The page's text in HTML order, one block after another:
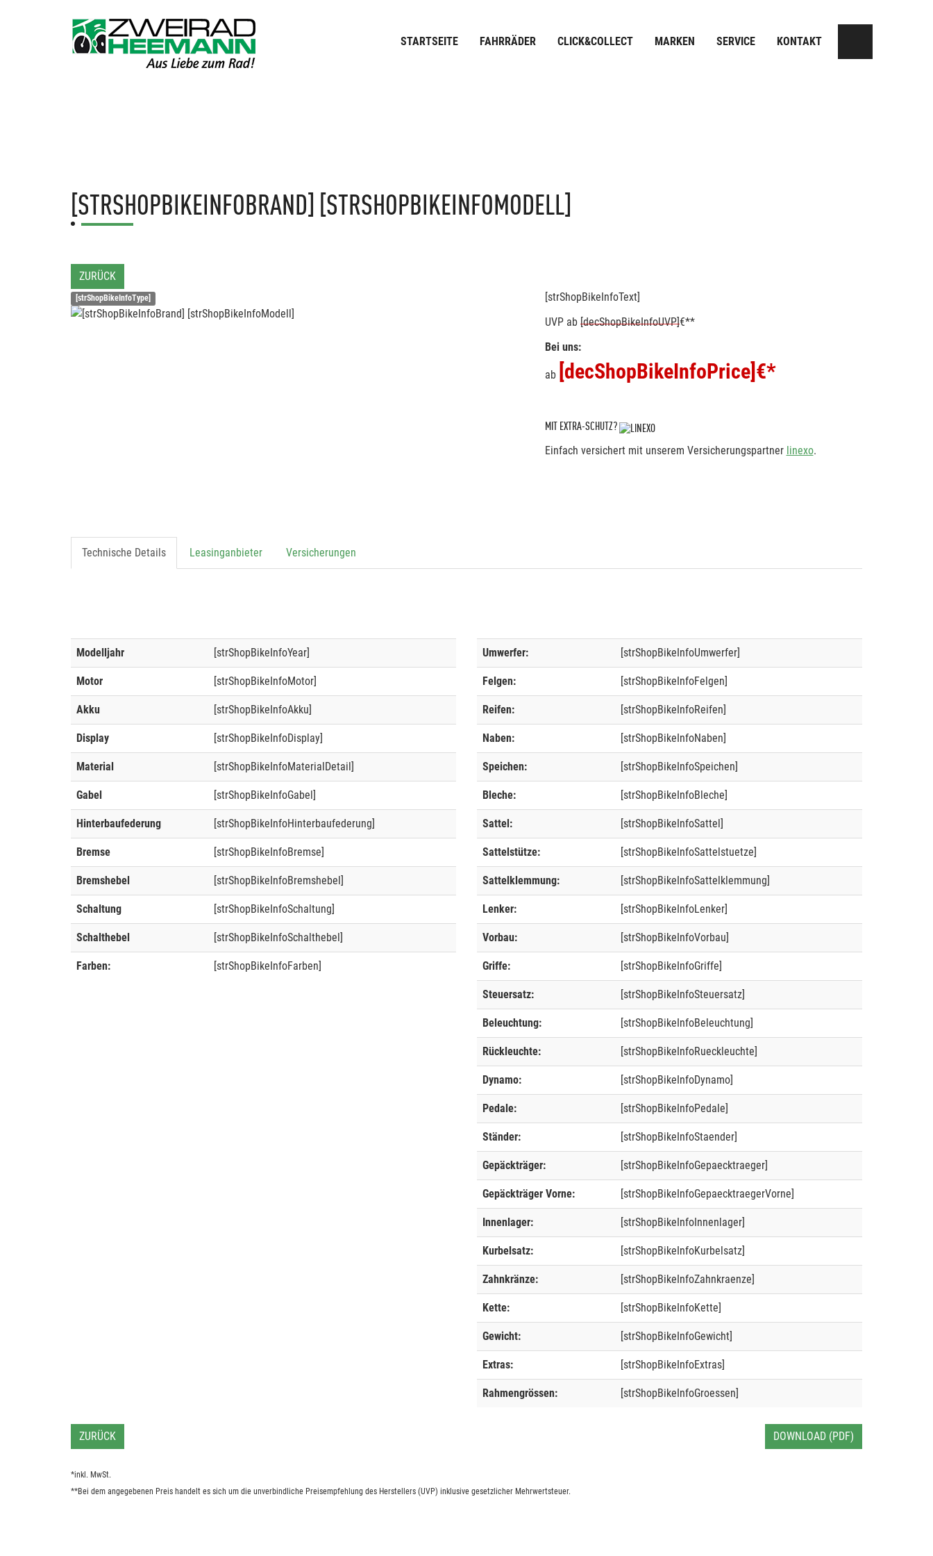
STARTSEITE FAHRRÄDER CLICK&COLLECT MARKEN SERVICE KONTAKT
[STRSHOPBIKEINFOBRAND] [STRSHOPBIKEINFOMODELL]
ZURÜCK
[strShopBikeInfoType]
[strShopBikeInfoText]
UVP ab [decShopBikeInfoUVP]€**
Bei uns:
ab [decShopBikeInfoPrice] €*
MIT EXTRA-SCHUTZ?
Einfach versichert mit unserem Versicherungspartner linexo.
Technische Details Leasinganbieter Versicherungen
Modelljahr [strShopBikeInfoYear]
Motor [strShopBikeInfoMotor]
Akku [strShopBikeInfoAkku]
Display [strShopBikeInfoDisplay]
Material [strShopBikeInfoMaterialDetail]
Gabel [strShopBikeInfoGabel]
Hinterbaufederung [strShopBikeInfoHinterbaufederung]
Bremse [strShopBikeInfoBremse]
Bremshebel [strShopBikeInfoBremshebel]
Schaltung [strShopBikeInfoSchaltung]
Schalthebel [strShopBikeInfoSchalthebel]
Farben: [strShopBikeInfoFarben]
Umwerfer: [strShopBikeInfoUmwerfer]
Felgen: [strShopBikeInfoFelgen]
Reifen: [strShopBikeInfoReifen]
Naben: [strShopBikeInfoNaben]
Speichen: [strShopBikeInfoSpeichen]
Bleche: [strShopBikeInfoBleche]
Sattel: [strShopBikeInfoSattel]
Sattelstütze: [strShopBikeInfoSattelstuetze]
Sattelklemmung: [strShopBikeInfoSattelklemmung]
Lenker: [strShopBikeInfoLenker]
Vorbau: [strShopBikeInfoVorbau]
Griffe: [strShopBikeInfoGriffe]
Steuersatz: [strShopBikeInfoSteuersatz]
Beleuchtung: [strShopBikeInfoBeleuchtung]
Rückleuchte: [strShopBikeInfoRueckleuchte]
Dynamo: [strShopBikeInfoDynamo]
Pedale: [strShopBikeInfoPedale]
Ständer: [strShopBikeInfoStaender]
Gepäckträger: [strShopBikeInfoGepaecktraeger]
Gepäckträger Vorne: [strShopBikeInfoGepaecktraegerVorne]
Innenlager: [strShopBikeInfoInnenlager]
Kurbelsatz: [strShopBikeInfoKurbelsatz]
Zahnkränze: [strShopBikeInfoZahnkraenze]
Kette: [strShopBikeInfoKette]
Gewicht: [strShopBikeInfoGewicht]
Extras: [strShopBikeInfoExtras]
Rahmengrössen: [strShopBikeInfoGroessen]
ZURÜCK DOWNLOAD (PDF)
*inkl. MwSt.
**Bei dem angegebenen Preis handelt es sich um die unverbindliche Preisempfehlung des Herstellers (UVP) inklusive gesetzlicher Mehrwertsteuer.